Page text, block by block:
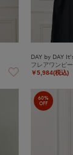
DAY by DAY
フレアワンピ
￥5,984(税込)
60%
OFF